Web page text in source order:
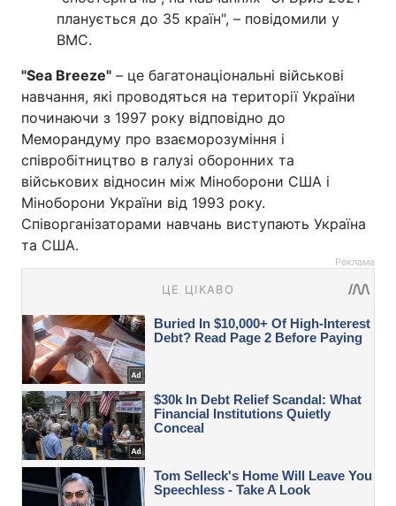
планується до 35 країн", – повідомили у
ВМС.
"Sea Breeze" – це багатонаціональні військові
навчання, які проводяться на території України
починаючи з 1997 року відповідно до
Меморандуму про взаєморозуміння і
співробітництво в галузі оборонних та
військових відносин між Міноборони США і
Міноборони України від 1993 року.
Співорганізаторами навчань виступають Україна
та США.
Реклама